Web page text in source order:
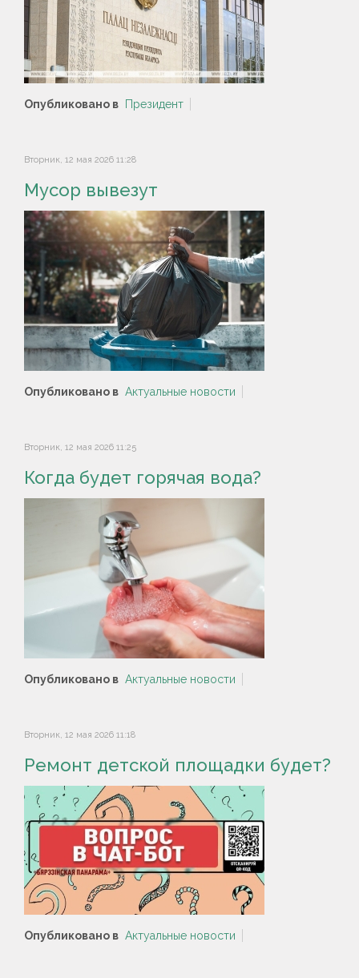
Опубликовано в Президент
Вторник, 12 мая 2026 11:28
Мусор вывезут
Опубликовано в Актуальные новости
Вторник, 12 мая 2026 11:25
Когда будет горячая вода?
Опубликовано в Актуальные новости
Вторник, 12 мая 2026 11:18
Ремонт детской площадки будет?
Опубликовано в Актуальные новости